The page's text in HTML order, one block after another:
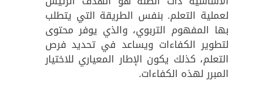
لعملية التعلم. بنفس الطريقة التي يتطلب
بها المفهوم التربوي، والذي يوفر محتوى
لتطوير الكفاءات ويساعد في تحديد فرص
التعلم، كذلك يكون الإطار المعياري للاختيار
المبرر لهذه الكفاءات.